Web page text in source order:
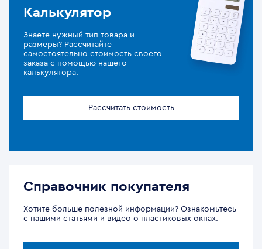
Калькулятор
Знаете нужный тип товара и
размеры? Рассчитайте
самостоятельно стоимость своего
заказа с помощью нашего
калькулятора.
Рассчитать стоимость
Справочник покупателя
Хотите больше полезной информации? Ознакомьтесь
с нашими статьями и видео о пластиковых окнах.